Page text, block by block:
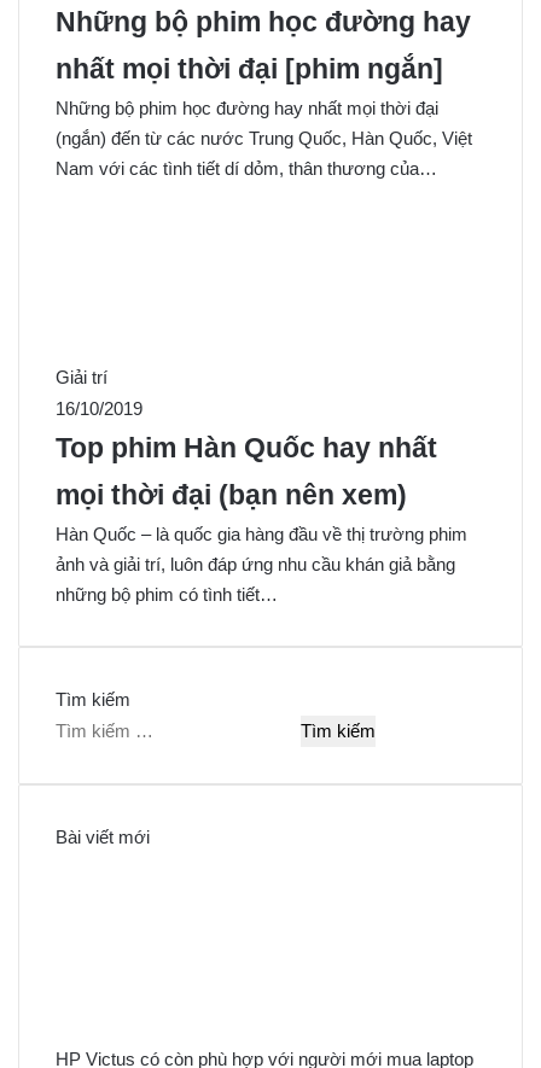
Những bộ phim học đường hay
nhất mọi thời đại [phim ngắn]
Những bộ phim học đường hay nhất mọi thời đại
(ngắn) đến từ các nước Trung Quốc, Hàn Quốc, Việt
Nam với các tình tiết dí dỏm, thân thương của…
Giải trí
16/10/2019
Top phim Hàn Quốc hay nhất
mọi thời đại (bạn nên xem)
Hàn Quốc – là quốc gia hàng đầu về thị trường phim
ảnh và giải trí, luôn đáp ứng nhu cầu khán giả bằng
những bộ phim có tình tiết…
Tìm kiếm
T
Bài viết mới
HP Victus có còn phù hợp với người mới mua laptop